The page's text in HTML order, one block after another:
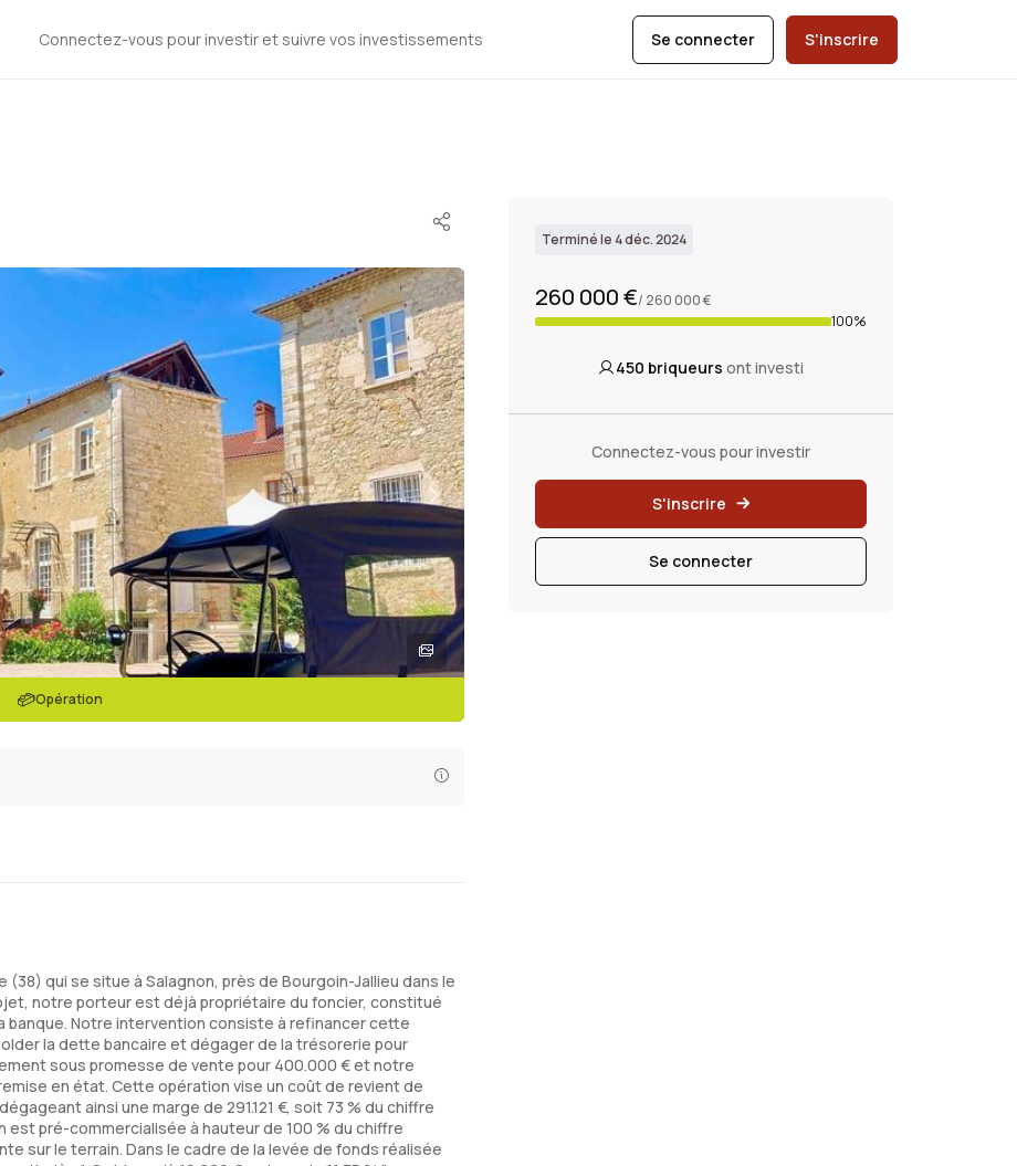
Connectez-vous pour investir et suivre vos investissements Se connecter S'inscrire
Opération
(38) qui se situe à Salagnon, près de Bourgoin-Jallieu dans le
notre porteur est déjà propriétaire du foncier, constitué
banque. Notre intervention consiste à refinancer cette
la dette bancaire et dégager de la trésorerie pour
sous promesse de vente pour 400.000 € et notre
en état. Cette opération vise un coût de revient de
ainsi une marge de 291.121 €, soit 73 % du chiffre
est pré-commercialisée à hauteur de 100 % du chiffre
sur le terrain. Dans le cadre de la levée de fonds réalisée
Terminé le 4 déc. 2024
260 000 €/ 260 000 €
100%
450 briqueurs ont investi
Connectez-vous pour investir
S'inscrire
Se connecter